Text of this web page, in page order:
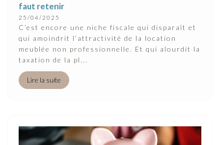
faut retenir
25/04/2025
C’est encore une niche fiscale qui disparaît et
qui amoindrit l’attractivité de la location
meublée non professionnelle. Et qui alourdit la
taxation de la pl...
Lire la suite